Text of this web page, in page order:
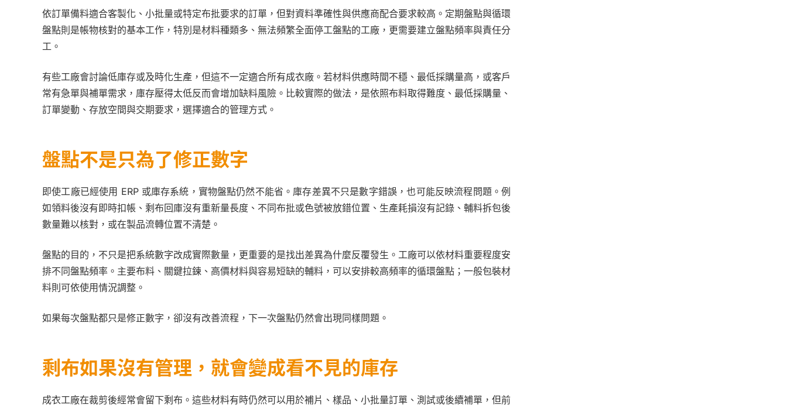
依訂單備料適合客製化、小批量或特定布批要求的訂單，但對資料準確性與供應商配合要求較高。定期盤點與循環
盤點則是帳物核對的基本工作，特別是材料種類多、無法頻繁全面停工盤點的工廠，更需要建立盤點頻率與責任分
工。
有些工廠會討論低庫存或及時化生產，但這不一定適合所有成衣廠。若材料供應時間不穩、最低採購量高，或客戶
常有急單與補單需求，庫存壓得太低反而會增加缺料風險。比較實際的做法，是依照布料取得難度、最低採購量、
訂單變動、存放空間與交期要求，選擇適合的管理方式。
盤點不是只為了修正數字
即使工廠已經使用 ERP 或庫存系統，實物盤點仍然不能省。庫存差異不只是數字錯誤，也可能反映流程問題。例
如領料後沒有即時扣帳、剩布回庫沒有重新量長度、不同布批或色號被放錯位置、生產耗損沒有記錄、輔料拆包後
數量難以核對，或在製品流轉位置不清楚。
盤點的目的，不只是把系統數字改成實際數量，更重要的是找出差異為什麼反覆發生。工廠可以依材料重要程度安
排不同盤點頻率。主要布料、關鍵拉鍊、高價材料與容易短缺的輔料，可以安排較高頻率的循環盤點；一般包裝材
料則可依使用情況調整。
如果每次盤點都只是修正數字，卻沒有改善流程，下一次盤點仍然會出現同樣問題。
剩布如果沒有管理，就會變成看不見的庫存
成衣工廠在裁剪後經常會留下剩布。這些材料有時仍然可以用於補片、樣品、小批量訂單、測試或後續補單，但前